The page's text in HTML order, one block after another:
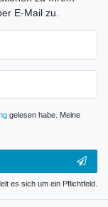
E-Mail zu.
gelesen habe. Meine
es sich um ein Pflichtfeld.